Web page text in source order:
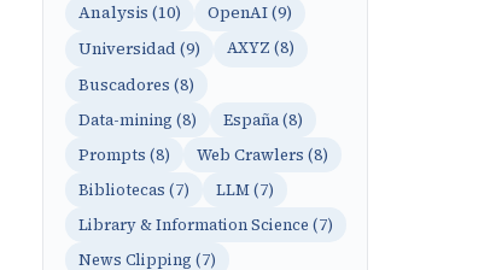
Analysis (10)
OpenAI (9)
Universidad (9)
AXYZ (8)
Buscadores (8)
Data-mining (8)
España (8)
Prompts (8)
Web Crawlers (8)
Bibliotecas (7)
LLM (7)
Library & Information Science (7)
News Clipping (7)